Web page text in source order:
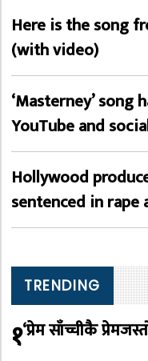
Here is the song
(with video)
‘Masterney’ song
YouTube and
Hollywood
sentenced in rape
TRENDING
१‘प्रेम साँच्चीकै